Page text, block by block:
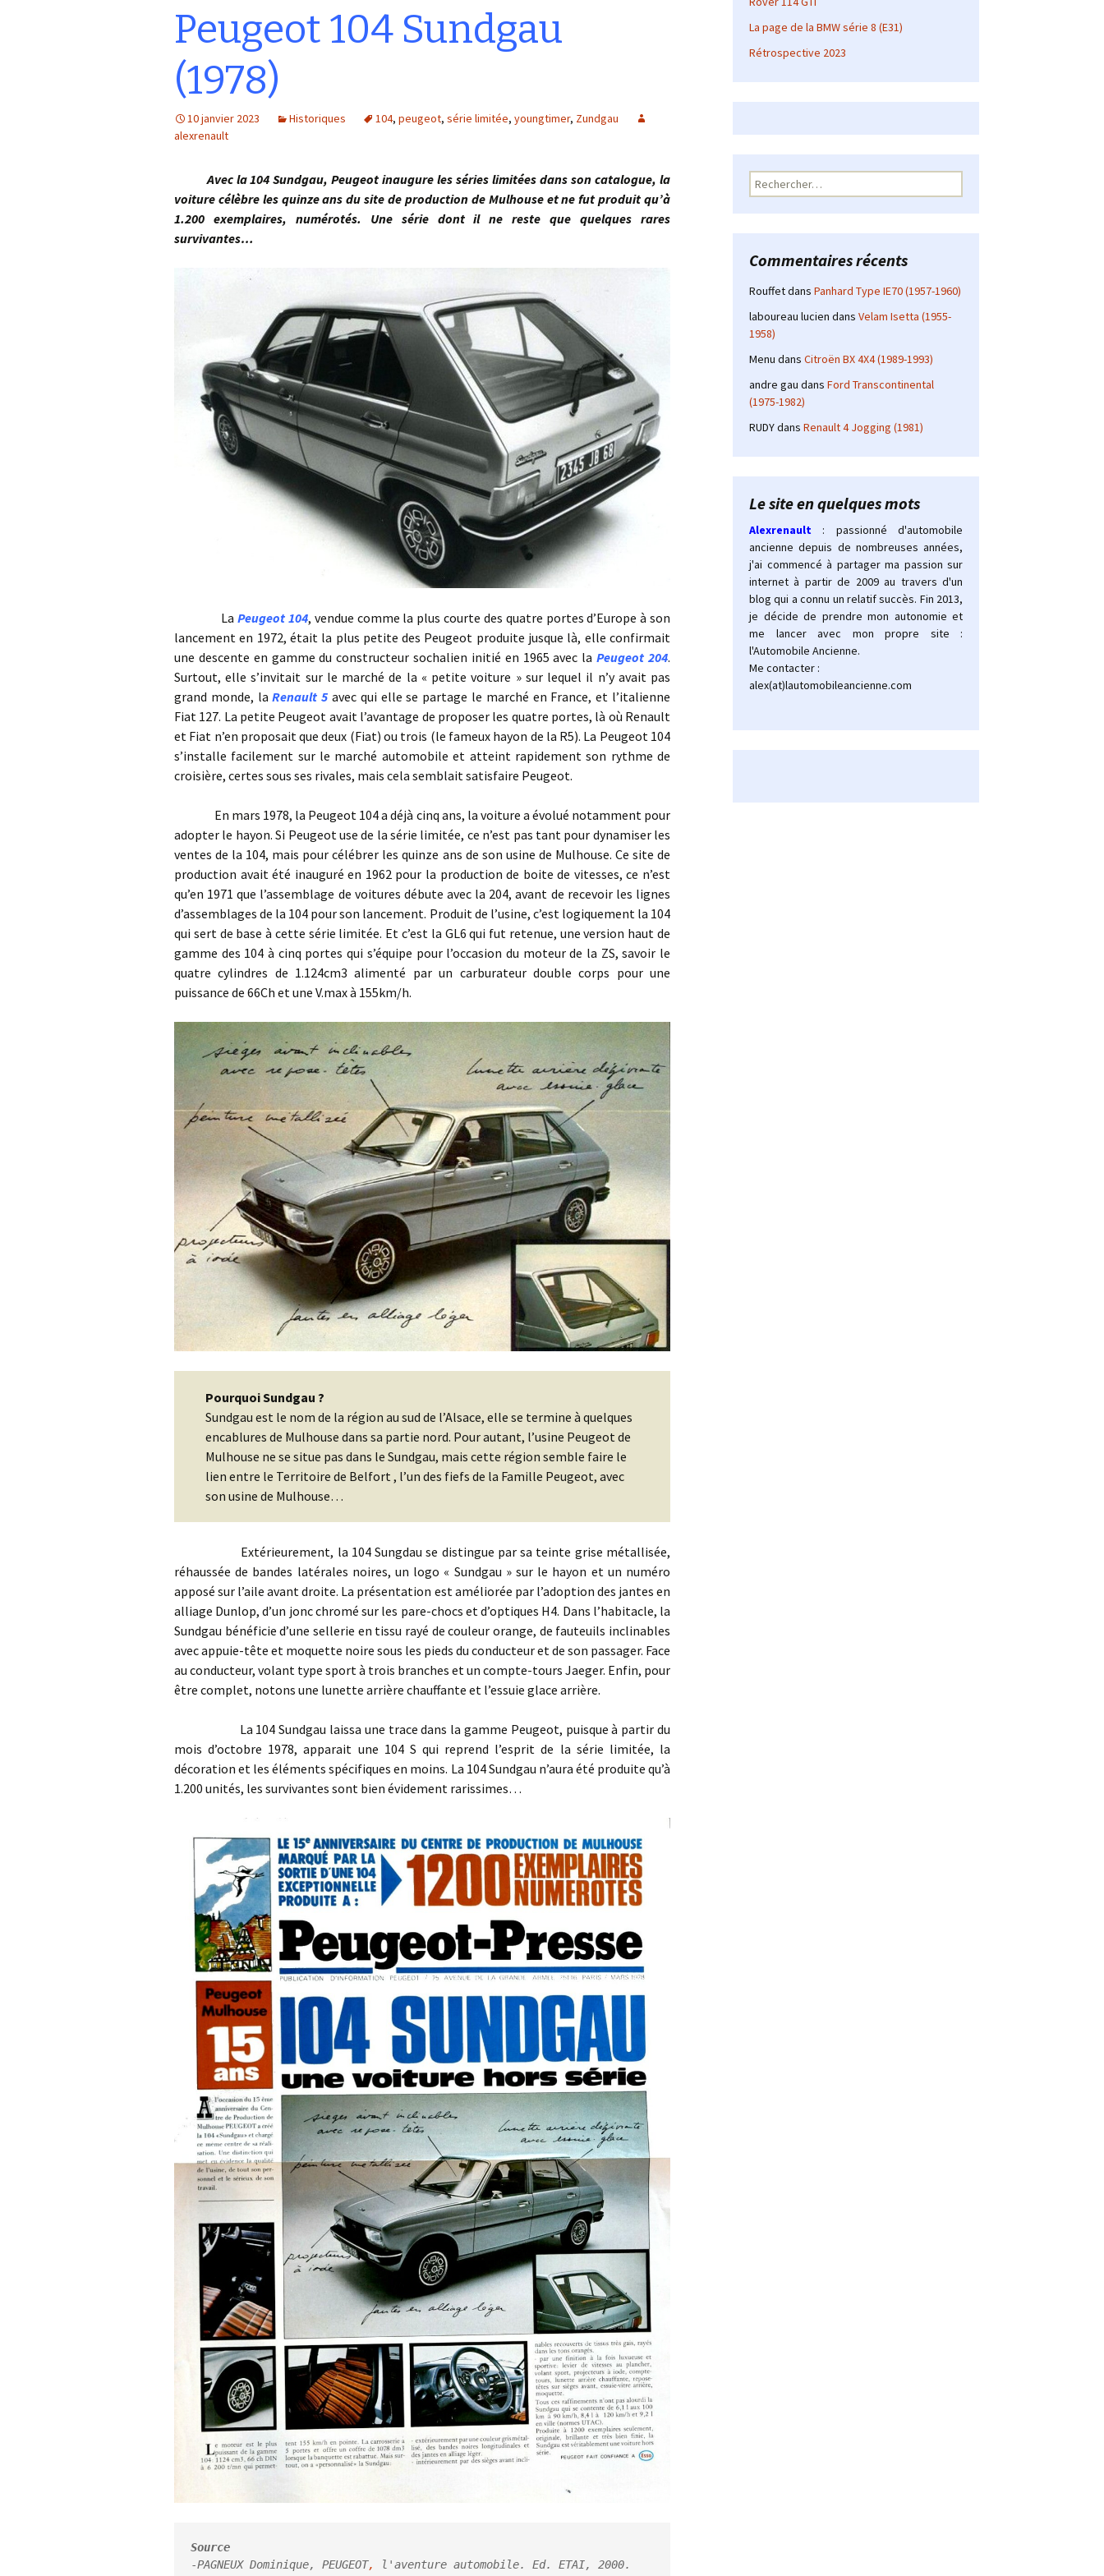
Peugeot 104 Sundgau
(1978)
10 janvier 2023 Historiques 104, peugeot, série limitée, youngtimer, Zundgau
alexrenault
Avec la 104 Sundgau, Peugeot inaugure les séries limitées dans son catalogue, la
voiture célèbre les quinze ans du site de production de Mulhouse et ne fut produit qu’à
1.200 exemplaires, numérotés. Une série dont il ne reste que quelques rares
survivantes…
La Peugeot 104, vendue comme la plus courte des quatre portes d’Europe à son
lancement en 1972, était la plus petite des Peugeot produite jusque là, elle confirmait
une descente en gamme du constructeur sochalien initié en 1965 avec laPeugeot 204.
Surtout, elle s’invitait sur le marché de la « petite voiture » sur lequel il n’y avait pas
grand monde, laRenault 5 avec qui elle se partage le marché en France, et l’italienne
Fiat 127. La petite Peugeot avait l’avantage de proposer les quatre portes, là où Renault
et Fiat n’en proposait que deux (Fiat) ou trois (le fameux hayon de la R5). La Peugeot 104
s’installe facilement sur le marché automobile et atteint rapidement son rythme de
croisière, certes sous ses rivales, mais cela semblait satisfaire Peugeot.
En mars 1978, la Peugeot 104 a déjà cinq ans, la voiture a évolué notamment pour
adopter le hayon. Si Peugeot use de la série limitée, ce n’est pas tant pour dynamiser les
ventes de la 104, mais pour célébrer les quinze ans de son usine de Mulhouse. Ce site de
production avait été inauguré en 1962 pour la production de boite de vitesses, ce n’est
qu’en 1971 que l’assemblage de voitures débute avec la 204, avant de recevoir les lignes
d’assemblages de la 104 pour son lancement. Produit de l’usine, c’est logiquement la 104
qui sert de base à cette série limitée. Et c’est la GL6 qui fut retenue, une version haut de
gamme des 104 à cinq portes qui s’équipe pour l’occasion du moteur de la ZS, savoir le
quatre cylindres de 1.124cm3 alimenté par un carburateur double corps pour une
puissance de 66Ch et une V.max à 155km/h.
Pourquoi Sundgau ?
Sundgau est le nom de la région au sud de l’Alsace, elle se termine à quelques
encablures de Mulhouse dans sa partie nord. Pour autant, l’usine Peugeot de
Mulhouse ne se situe pas dans le Sundgau, mais cette région semble faire le
lien entre le Territoire de Belfort , l’un des fiefs de la Famille Peugeot, avec
son usine de Mulhouse…
Extérieurement, la 104 Sungdau se distingue par sa teinte grise métallisée,
réhaussée de bandes latérales noires, un logo « Sundgau » sur le hayon et un numéro
apposé sur l’aile avant droite. La présentation est améliorée par l’adoption des jantes en
alliage Dunlop, d’un jonc chromé sur les pare-chocs et d’optiques H4. Dans l’habitacle, la
Sundgau bénéficie d’une sellerie en tissu rayé de couleur orange, de fauteuils inclinables
avec appuie-tête et moquette noire sous les pieds du conducteur et de son passager. Face
au conducteur, volant type sport à trois branches et un compte-tours Jaeger. Enfin, pour
être complet, notons une lunette arrière chauffante et l’essuie glace arrière.
La 104 Sundgau laissa une trace dans la gamme Peugeot, puisque à partir du
mois d’octobre 1978, apparait une 104 S qui reprend l’esprit de la série limitée, la
décoration et les éléments spécifiques en moins. La 104 Sundgau n’aura été produite qu’à
1.200 unités, les survivantes sont bien évidement rarissimes…
Source
-PAGNEUX Dominique, PEUGEOT,
l'aventure automobile. Ed. ETAI, 2000.
La page de la BMW série 8 (E31)
Rétrospective 2023
Rechercher :
Commentaires récents
Rouffetdans Panhard Type IE70 (1957-1960)
laboureau lucien dans Velam Isetta (1955-
1958)
Menu dans Citroën BX 4X4 (1989-1993)
andre gau dans Ford Transcontinental
(1975-1982)
RUDYdans Renault 4 Jogging (1981)
Le site en quelques mots
Alexrenault
: passionné d'automobile
ancienne depuis de nombreuses années,
j'ai commencé à partager ma passion sur
internet à partir de 2009 au travers d'un
blog qui a connu un relatif succès. Fin 2013,
je décide de prendre mon autonomie et
me lancer avec mon propre site :
l'Automobile Ancienne.
Me contacter :
alex(at)lautomobileancienne.com